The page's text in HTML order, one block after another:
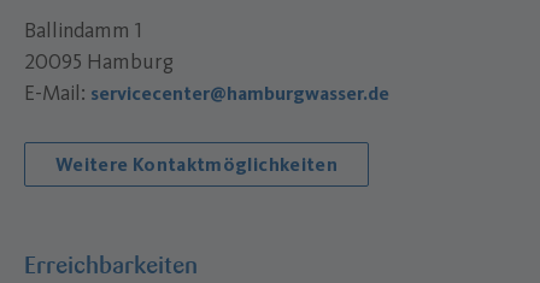
Ballindamm 1
20095 Hamburg
E-Mail: servicecenter@hamburgwasser.de
Weitere Kontaktmöglichkeiten
Erreichbarkeiten